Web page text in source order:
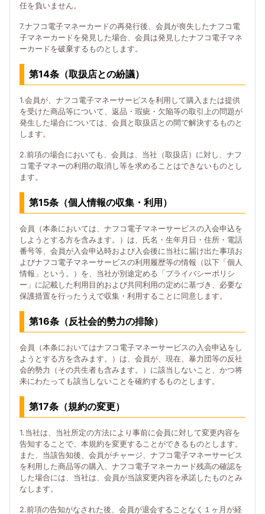
任を負いません。
7.ナフコ電子マネーカードの再発行後、会員が喪失したナフコ電
子マネーカードを発見した場合、会員は発見したナフコ電子マネ
ーカードを破棄するものとします。
第14条（取扱店との紛議）
1.会員が、ナフコ電子マネーサービスを利用して購入または提供
を受けた商品等について、返品・瑕疵・欠陥等の取引上の問題が
発生した場合については、会員と取扱店との間で解決するものと
します。
2.前項の場合においても、会員は、当社（取扱店）に対し、ナフ
コ電子マネーの利用の取消し等を求めることはできないものとし
ます。
第15条（個人情報の収集・利用）
会員（本条においては、ナフコ電子マネーサービスの入会申込を
しようとする方を含みます。）は、氏名・生年月日・住所・電話
番号等、会員が入会申込時および入会後に当社に届け出た事項お
よびナフコ電子マネーサービスの利用履歴等の情報（以下「個人
情報」という。）を、当社が別途定める「プライバシーポリシ
ー」に記載した利用目的および共同利用の定めに基づき、必要な
保護措置を行ったうえで収集・利用することに同意します。
第16条（反社会的勢力の排除）
会員（本条においてはナフコ電子マネーサービスの入会申込をし
ようとする方を含みます。）は、会員が、現在、暴力団等の反社
会的勢力（その共生者も含みます。）に該当しないこと、かつ将
来にわたっても該当しないことを確約するものとします。
第17条（規約の変更）
1.当社は、当社所定の方法により事前に会員に対して変更内容を
告知することで、本規約を変更することができるものとします。
また、当該告知後、会員がチャージ、ナフコ電子マネーサービス
を利用した商品等の購入、ナフコ電子マネーカード残高の確認を
した場合には、当社は、会員が当該変更内容を承諾したものとみ
なします。
2.前項の告知がなされた後、会員が退会することなく１ヶ月が経